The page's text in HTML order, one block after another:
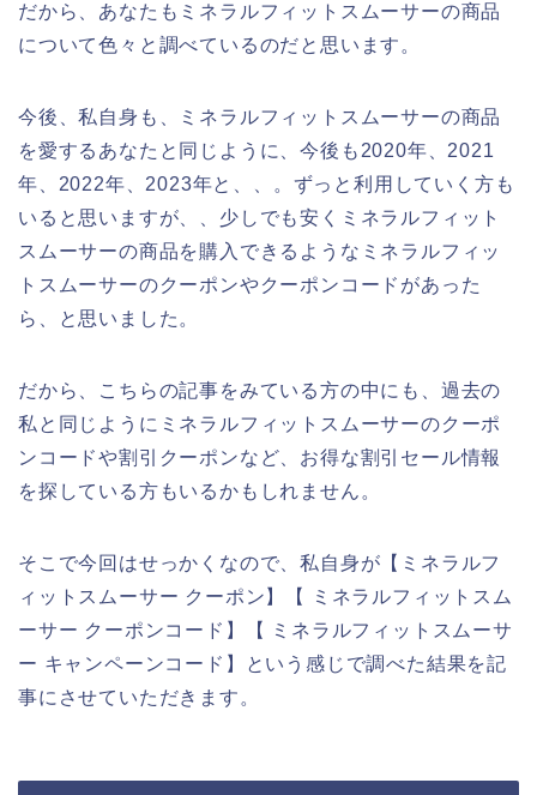
だから、あなたもミネラルフィットスムーサーの商品
について色々と調べているのだと思います。
今後、私自身も、ミネラルフィットスムーサーの商品
を愛するあなたと同じように、今後も2020年、2021
年、2022年、2023年と、、。ずっと利用していく方も
いると思いますが、、少しでも安くミネラルフィット
スムーサーの商品を購入できるようなミネラルフィッ
トスムーサーのクーポンやクーポンコードがあった
ら、と思いました。
だから、こちらの記事をみている方の中にも、過去の
私と同じようにミネラルフィットスムーサーのクーポ
ンコードや割引クーポンなど、お得な割引セール情報
を探している方もいるかもしれません。
そこで今回はせっかくなので、私自身が【ミネラルフ
ィットスムーサー クーポン】【 ミネラルフィットスム
ーサー クーポンコード】【 ミネラルフィットスムーサ
ー キャンペーンコード】という感じで調べた結果を記
事にさせていただきます。